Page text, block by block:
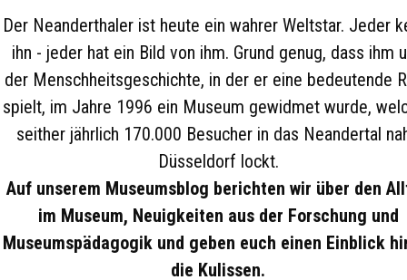
Der Neanderthaler ist heute ein wahrer Weltstar. Jeder
ihn - jeder hat ein Bild von ihm. Grund genug, dass ihm
der Menschheitsgeschichte, in der er eine bedeutende
spielt, im Jahre 1996 ein Museum gewidmet wurde,
seither jährlich 170.000 Besucher in das Neandertal
Düsseldorf lockt.
Auf unserem Museumsblog berichten wir über den
im Museum, Neuigkeiten aus der Forschung und
Museumspädagogik und geben euch einen Einblick
die Kulissen.